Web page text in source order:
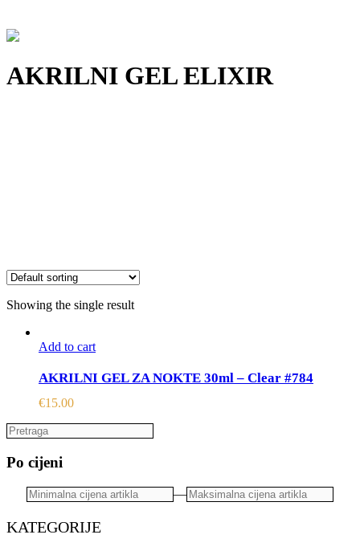
AKRILNI GEL ELIXIR
Showing the single result
Add to cart
AKRILNI GEL ZA NOKTE 30ml – Clear #784
€15.00
Po cijeni
—
KATEGORIJE